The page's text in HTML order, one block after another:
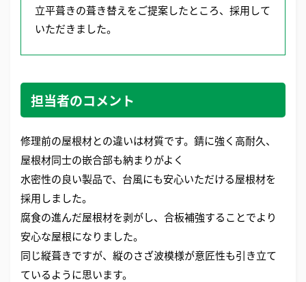
立平葺きの葺き替えをご提案したところ、採用して
いただきました。
担当者のコメント
修理前の屋根材との違いは材質です。錆に強く高耐久、
屋根材同士の嵌合部も納まりがよく
水密性の良い製品で、台風にも安心いただける屋根材を
採用しました。
腐食の進んだ屋根材を剥がし、合板補強することでより
安心な屋根になりました。
同じ縦葺きですが、縦のさざ波模様が意匠性も引き立て
ているように思います。